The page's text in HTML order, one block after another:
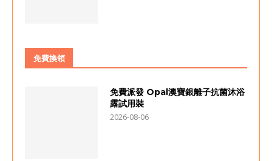
免費換領
免費派發 Opal澳寶銀離子抗菌沐浴
露試用裝
2026-08-06